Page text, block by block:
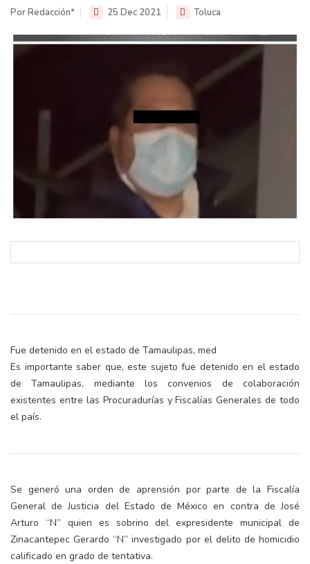
Por Redacción* 25 Dec 2021 Toluca
Fue detenido en el estado de Tamaulipas, med
Es importante saber que, este sujeto fue detenido en el estado
de Tamaulipas, mediante los convenios de colaboración
existentes entre las Procuradurías y Fiscalías Generales de todo
el país.
Se generó una orden de aprensión por parte de la Fiscalía
General de Justicia del Estado de México en contra de José
Arturo “N” quien es sobrino del expresidente municipal de
Zinacantepec Gerardo “N” investigado por el delito de homicidio
calificado en grado de tentativa.